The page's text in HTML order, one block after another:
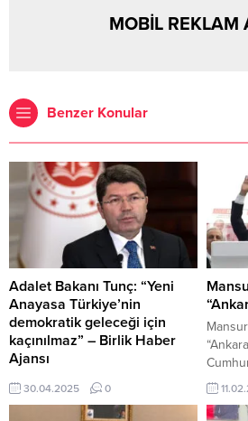
MOBİL REKLAM
Benzer Konular
Adalet Bakanı Tunç: “Yeni
Anayasa Türkiye’nin
demokratik geleceği için
kaçınılmaz” – Birlik Haber
Ajansı
Cumhurbaşkanı Erdoğan
duyurdu: “Yarısı Bizden”
kampanyasında destek tutarı
30.04.2025 0
Ankara
Başkan
Laf Çok